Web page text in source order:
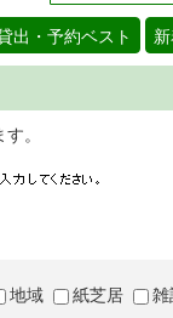
出・予約ベスト
とができま
地域 紙芝居 雑